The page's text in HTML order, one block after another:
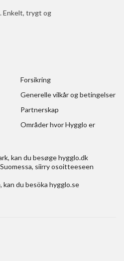
Enkelt, trygt og
Forsikring
Generelle vilkår og betingelser
Partnerskap
Områder hvor Hygglo er
, kan du besøgehygglo.dk
, siirry osoitteeseen
, kan du besöka hygglo.se